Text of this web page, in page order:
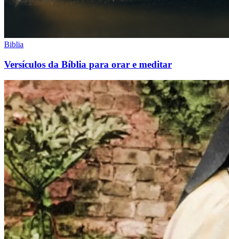
Biblia
Versículos da Bíblia para orar e meditar